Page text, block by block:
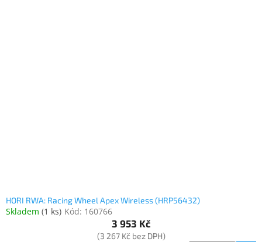
HORI RWA: Racing Wheel Apex Wireless (HRP56432)
Skladem (1 ks) Kód: 160766
3 953 Kč
(3 267 Kč bez DPH)